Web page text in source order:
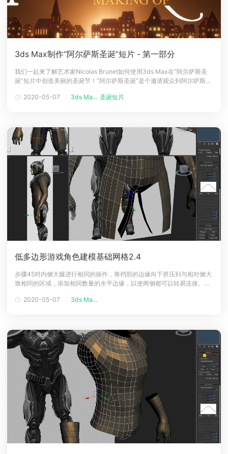
3ds Max制作“阿尔萨斯圣诞”短片 - 第一部分
我们一起来了解艺术家Nicolas Brunet如何使用3ds Max在“阿尔萨斯圣
诞”短片中创造美丽的圣诞节！“阿尔萨斯圣诞”是个邀请观众到阿尔萨斯度
乐）和我之间的合作。该项目由一张海报和两部电影组成。今年的主题
2020-05-07 3ds Ma... 圣诞短片
低多边形游戏角色建模基础网格2.4
步骤45对内侧大腿进行相同的操作，将裆部的边缘向下挤压到与相对侧大
致相同的区域，添加相同数量的水平边缘，以使两侧都可以轻易连接。步
并将一些体积添加到大腿以大概地匹配侧参考图像。步骤47现在添加垂直
2020-05-07 3ds Ma...